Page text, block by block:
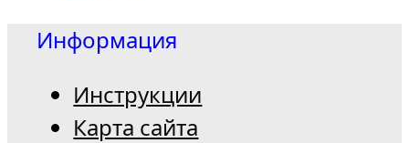
Информация
Инструкции
Карта сайта